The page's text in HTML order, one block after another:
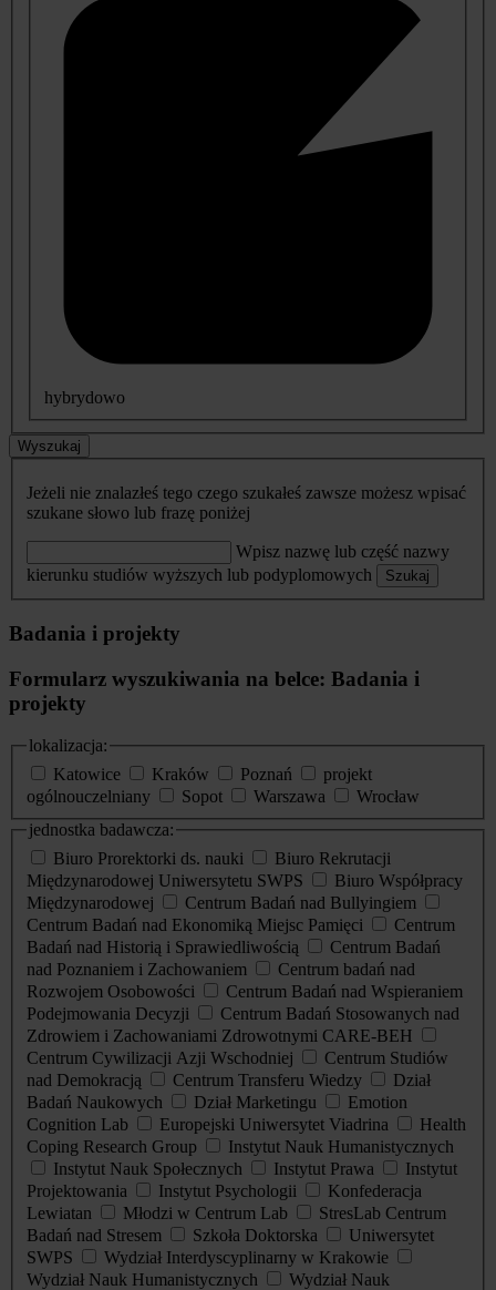
hybrydowo
Wyszukaj
Jeżeli nie znalazłeś tego czego szukałeś zawsze możesz wpisać
szukane słowo lub frazę poniżej
Wpisz nazwę lub część nazwy
kierunku studiów wyższych lub podyplomowych
Szukaj
Badania i projekty
Formularz wyszukiwania na belce: Badania i
projekty
lokalizacja:
Katowice
Kraków Poznań
projekt
ogólnouczelniany
Sopot Warszawa
Wrocław
jednostka badawcza:
Biuro Prorektorki ds. nauki
Biuro Rekrutacji
Międzynarodowej Uniwersytetu SWPS
Biuro Współpracy
Międzynarodowej
Centrum Badań nad Bullyingiem
Centrum Badań nad Ekonomiką Miejsc Pamięci
Centrum
Badań nad Historią i Sprawiedliwością
Centrum Badań
nad Poznaniem i Zachowaniem
Centrum badań nad
Rozwojem Osobowości
Centrum Badań nad Wspieraniem
Podejmowania Decyzji
Centrum Badań Stosowanych nad
Zdrowiem i Zachowaniami Zdrowotnymi CARE-BEH
Centrum Cywilizacji Azji Wschodniej
Centrum Studiów
nad Demokracją
Centrum Transferu Wiedzy
Dział
Badań Naukowych
Dział Marketingu
Emotion
Cognition Lab
Europejski Uniwersytet Viadrina
Health
Coping Research Group
Instytut Nauk Humanistycznych
Instytut Nauk Społecznych
Instytut Prawa
Instytut
Projektowania
Instytut Psychologii
Konfederacja
Lewiatan
Młodzi w Centrum Lab
StresLab Centrum
Badań nad Stresem
Szkoła Doktorska
Uniwersytet
SWPS
Wydział Interdyscyplinarny w Krakowie
Wydział Nauk Humanistycznych
Wydział Nauk